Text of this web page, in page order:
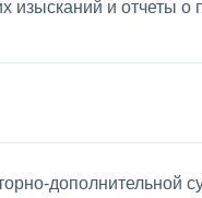
изысканий и отчеты о
дополнительной